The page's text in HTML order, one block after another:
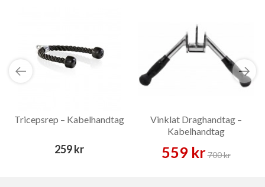
Tricepsrep – Kabelhandtag
259 kr
Vinklat Draghandtag –
Kabelhandtag
559 kr700 kr